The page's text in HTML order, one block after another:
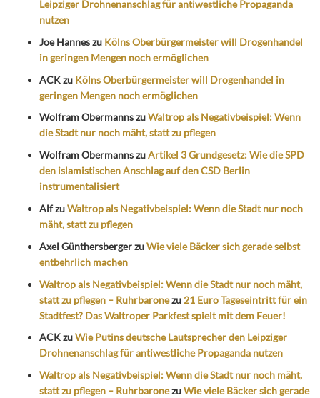
Leipziger Drohnenanschlag für antiwestliche Propaganda
nutzen
Joe Hanneszu Kölns Oberbürgermeister will Drogenhandel
in geringen Mengen noch ermöglichen
ACKzu Kölns Oberbürgermeister will Drogenhandel in
geringen Mengen noch ermöglichen
Wolfram ObermannszuWaltrop als Negativbeispiel: Wenn
die Stadt nur noch mäht, statt zu pflegen
Wolfram ObermannszuArtikel 3 Grundgesetz: Wie die SPD
den islamistischen Anschlag auf den CSD Berlin
instrumentalisiert
AlfzuWaltrop als Negativbeispiel: Wenn die Stadt nur noch
mäht, statt zu pflegen
Axel GünthersbergerzuWie viele Bäcker sich gerade selbst
entbehrlich machen
Waltrop als Negativbeispiel: Wenn die Stadt nur noch mäht,
statt zu pflegen – Ruhrbaronezu 21 Euro Tageseintritt für ein
Stadtfest? Das Waltroper Parkfest spielt mit dem Feuer!
ACKzuWie Putins deutsche Lautsprecher den Leipziger
Drohnenanschlag für antiwestliche Propaganda nutzen
Waltrop als Negativbeispiel: Wenn die Stadt nur noch mäht,
statt zu pflegen – RuhrbaronezuWie viele Bäcker sich gerade